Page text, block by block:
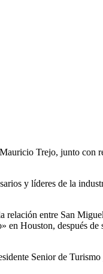
Trejo, junto con
y líderes de la
relación entre San
Houston, después
Senior de